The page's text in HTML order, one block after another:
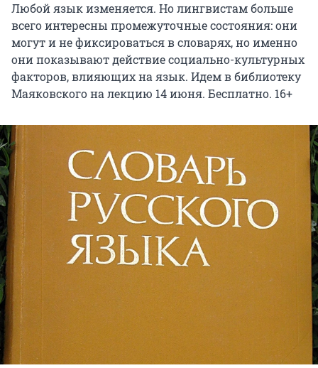
Любой язык изменяется. Но лингвистам больше
всего интересны промежуточные состояния: они
могут и не фиксироваться в словарях, но именно
они показывают действие социально-культурных
факторов, влияющих на язык. Идем в библиотеку
Маяковского на лекцию 14 июня. Бесплатно. 16+